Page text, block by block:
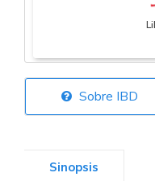
Sobre IBD
Sinopsis